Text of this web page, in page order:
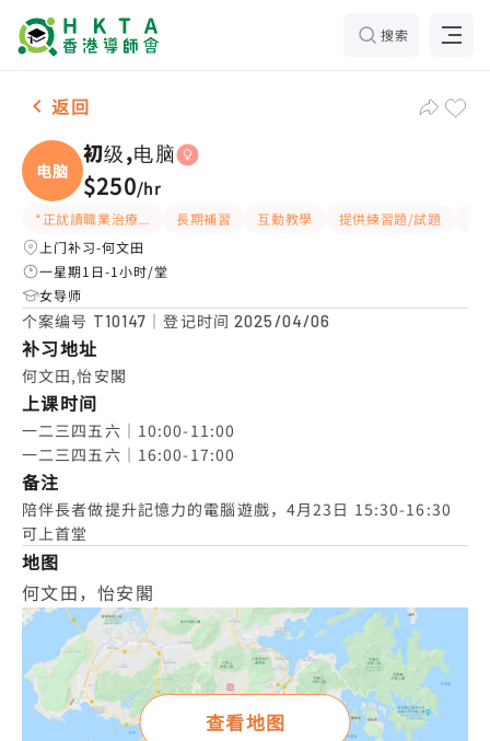
搜索
女-1名 初级,电脑，何文田 补习推介
返回
电脑
初级,电脑
$250/hr
*正訧讀職業治療/言語治療優先 長期補習 互動教學 提供練習題/試題
上门补习-何文田
一星期1日-1小时/堂
女导师
个案编号 T10147 ｜登记时间2025/04/06
补习地址
何文田,怡安閣
上课时间
一二三四五六｜10:00-11:00
一二三四五六｜16:00-17:00
备注
陪伴長者做提升記憶力的電腦遊戲，4月23日 15:30-16:30
可上首堂
地图
何文田，怡安閣
查看地图